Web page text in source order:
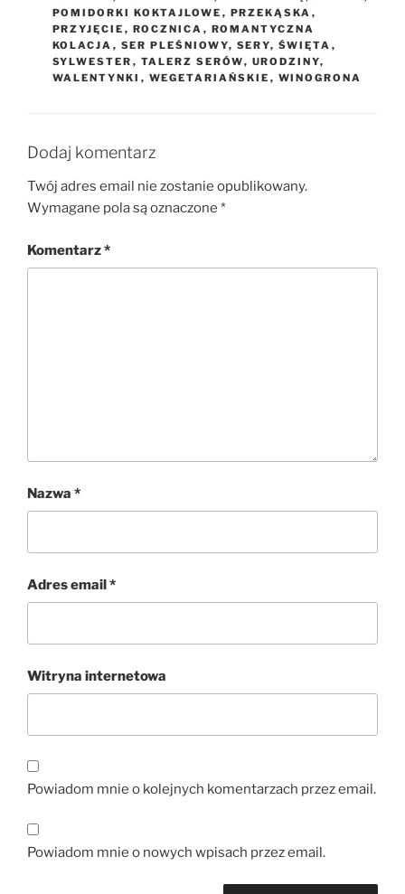
POMIDORKI KOKTAJLOWE , PRZEKĄSKA ,
PRZYJĘCIE , ROCZNICA , ROMANTYCZNA
KOLACJA , SER PLEŚNIOWY, SERY, ŚWIĘTA ,
SYLWESTER , TALERZ SERÓW, URODZINY,
WALENTYNKI , WEGETARIAŃSKIE , WINOGRONA
Dodaj komentarz
Twój adres email nie zostanie opublikowany.
Wymagane pola są oznaczone *
Komentarz*
Nazwa *
Adres email*
Witryna internetowa
Powiadom mnie o kolejnych komentarzach przez email.
Powiadom mnie o nowych wpisach przez email.